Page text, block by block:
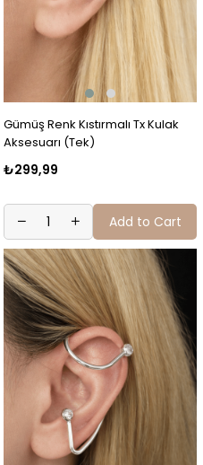
Gümüş Renk Kıstırmalı Tx Kulak
Aksesuarı (Tek)
₺299,99
Add to Cart